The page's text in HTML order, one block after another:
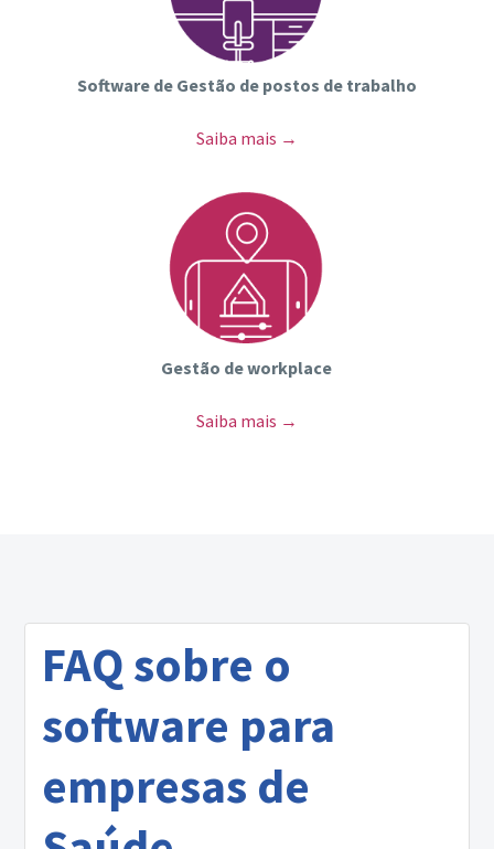
Software de Gestão de postos de trabalho
Saiba mais →
Gestão de workplace
Saiba mais →
FAQ sobre o
software para
empresas de